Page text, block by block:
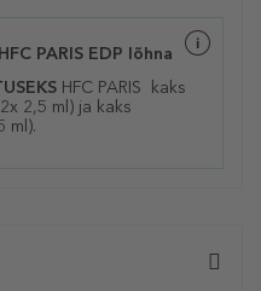
PARIS EDP lõhna
HFC PARIS kaks
2,5 ml) ja kaks
ml).